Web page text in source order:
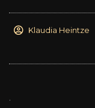
Klaudia Heintze
.